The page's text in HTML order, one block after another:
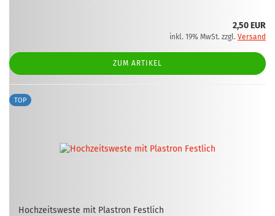
2,50 EUR
inkl. 19% MwSt. zzgl. Versand
ZUM ARTIKEL
TOP
Hoch­zeits­wes­te mit Plas­tron Fest­lich